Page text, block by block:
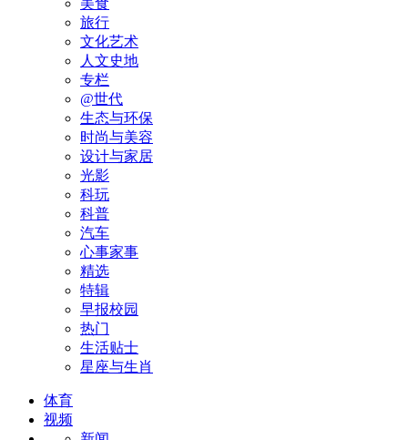
美食
旅行
文化艺术
人文史地
专栏
@世代
生态与环保
时尚与美容
设计与家居
光影
科玩
科普
汽车
心事家事
精选
特辑
早报校园
热门
生活贴士
星座与生肖
体育
视频